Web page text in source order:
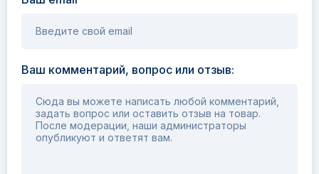
Введите свой email
Ваш комментарий, вопрос или отзыв:
Сюда вы можете написать любой комментарий,
задать вопрос или оставить отзыв на товар.
После модерации, наши администраторы
опубликуют и ответят вам.